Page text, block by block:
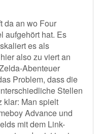
da an wo Four
aufgehört hat. Es
es als
also zu viert an
Abenteuer
Problem, dass die
Stellen
klar: Man spielt
Advance und
mit dem Link-